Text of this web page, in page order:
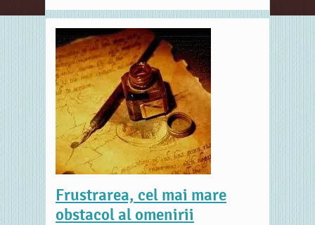
Frustrarea, cel mai mare
obstacol al omenirii